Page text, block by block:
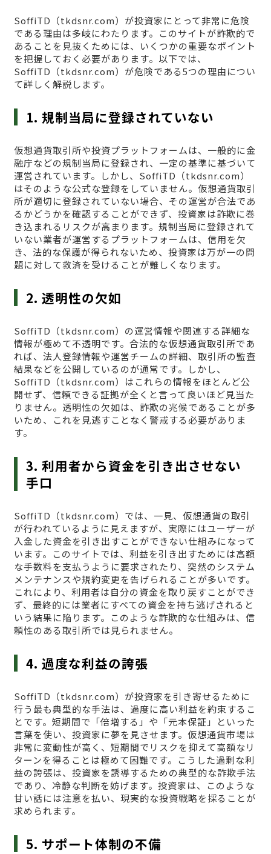
SoffiTD（tkdsnr.com）が投資家にとって非常に危険
である理由は多岐にわたります。このサイトが詐欺的で
あることを見抜くためには、いくつかの重要なポイント
を把握しておく必要があります。以下では、
SoffiTD（tkdsnr.com）が危険である5つの理由につい
て詳しく解説します。
1. 規制当局に登録されていない
仮想通貨取引所や投資プラットフォームは、一般的に金
融庁などの規制当局に登録され、一定の基準に基づいて
運営されています。しかし、SoffiTD（tkdsnr.com）
はそのような公式な登録をしていません。仮想通貨取引
所が適切に登録されていない場合、その運営が合法であ
るかどうかを確認することができず、投資家は詐欺に巻
き込まれるリスクが高まります。規制当局に登録されて
いない業者が運営するプラットフォームは、信用を欠
き、法的な保護が得られないため、投資家は万が一の問
題に対して救済を受けることが難しくなります。
2. 透明性の欠如
SoffiTD（tkdsnr.com）の運営情報や関連する詳細な
情報が極めて不透明です。合法的な仮想通貨取引所であ
れば、法人登録情報や運営チームの詳細、取引所の監査
結果などを公開しているのが通常です。しかし、
SoffiTD（tkdsnr.com）はこれらの情報をほとんど公
開せず、信頼できる証拠が全くと言って良いほど見当た
りません。透明性の欠如は、詐欺の兆候であることが多
いため、これを見逃すことなく警戒する必要がありま
す。
3. 利用者から資金を引き出させない
手口
SoffiTD（tkdsnr.com）では、一見、仮想通貨の取引
が行われているように見えますが、実際にはユーザーが
入金した資金を引き出すことができない仕組みになって
います。このサイトでは、利益を引き出すためには高額
な手数料を支払うように要求されたり、突然のシステム
メンテナンスや規約変更を告げられることが多いです。
これにより、利用者は自分の資金を取り戻すことができ
ず、最終的には業者にすべての資金を持ち逃げされると
いう結果に陥ります。このような詐欺的な仕組みは、信
頼性のある取引所では見られません。
4. 過度な利益の誇張
SoffiTD（tkdsnr.com）が投資家を引き寄せるために
行う最も典型的な手法は、過度に高い利益を約束するこ
とです。短期間で「倍増する」や「元本保証」といった
言葉を使い、投資家に夢を見させます。仮想通貨市場は
非常に変動性が高く、短期間でリスクを抑えて高額なリ
ターンを得ることは極めて困難です。こうした過剰な利
益の誇張は、投資家を誘導するための典型的な詐欺手法
であり、冷静な判断を妨げます。投資家は、このような
甘い話には注意を払い、現実的な投資戦略を採ることが
求められます。
5. サポート体制の不備